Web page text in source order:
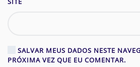
SALVAR MEUS DADOS NESTE
PRÓXIMA VEZ QUE EU COMENTAR.